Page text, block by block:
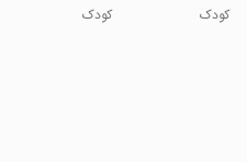
کودک کودک